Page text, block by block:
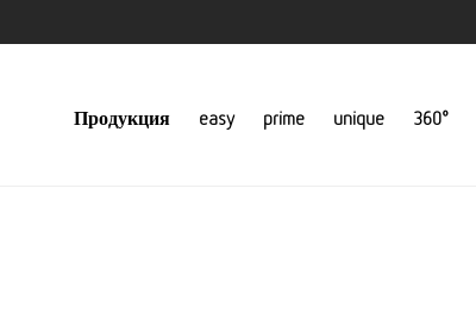
Продукция easy prime unique 360°